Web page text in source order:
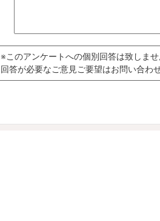
※このアンケートへの個別回答は致しませ
回答が必要なご意見ご要望はお問い合わ